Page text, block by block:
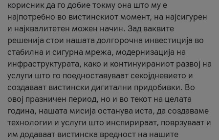
корисник да го добие токму она што му е
најпотребно во вистинскиот момент, на најсигурен
и најквалитетен можен начин. Зад ваквите
решенија стои нашата долгорочна инвестиција во
стабилна и сигурна мрежа, модернизација на
инфраструктурата, како и континуираниот развој на
услуги што го поедноставуваат секојдневието и
создаваат вистински дигитални придобивки. Во
овој празничен период, но и во текот на целата
година, нашата мисија останува иста, да создаваме
технологии и услуги што инспирираат, поврзуваат и
им додаваат вистинска вредност на нашите